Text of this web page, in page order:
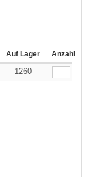
Auf Lager Anzahl
1260